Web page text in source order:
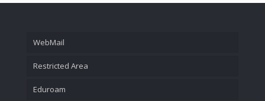
WebMail
Restricted Area
Eduroam